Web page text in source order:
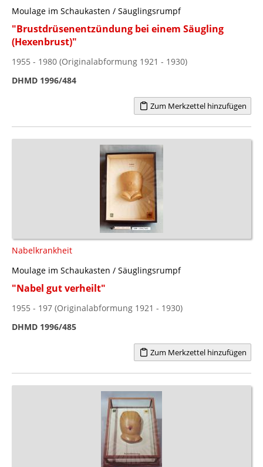
Moulage im Schaukasten / Säuglingsrumpf
"Brustdrüsenentzündung bei einem Säugling
(Hexenbrust)"
1955 - 1980 (Originalabformung 1921 - 1930)
DHMD 1996/484
Zum Merkzettel hinzufügen
Nabelkrankheit
Moulage im Schaukasten / Säuglingsrumpf
"Nabel gut verheilt"
1955 - 197 (Originalabformung 1921 - 1930)
DHMD 1996/485
Zum Merkzettel hinzufügen